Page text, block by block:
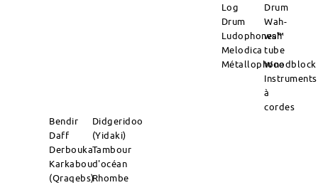
Log
Drum
Ludophones™
Melodica
Métallophone
Drum
Wah-
wah
tube
Woodblock
Instruments
à
cordes
Bendir
Daff
Derbouka
Karkabou
(Qraqebs)
Didgeridoo
(Yidaki)
Tambour
d'océan
Rhombe